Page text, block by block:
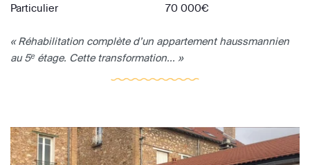
Particulier
70 000€
« Réhabilitation complète d’un appartement haussmannien
au 5ᵉ étage. Cette transformation... »